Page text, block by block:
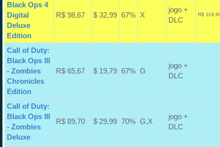
Black Ops 4
Digital
Deluxe
Edition
R$ 98,67 $ 32,99 67% X
jogo +
DLC
R$
Call of Duty:
Black Ops III
- Zombies
Chronicles
Edition
R$ 65,67 $ 19,79 67% G
jogo +
DLC
Call of Duty:
Black Ops III
- Zombies
Deluxe
R$ 89,70 $ 29,99 70% G,X
jogo +
DLC